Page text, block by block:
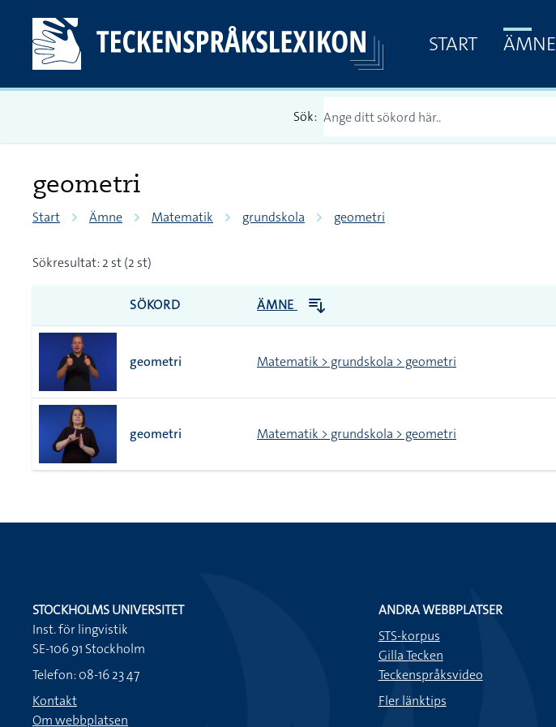
START ÄMNE
Sök:
geometri
Start Ämne Matematik grundskola geometri
Sökresultat: 2 st (2 st)
SÖKORD ÄMNE
geometri Matematik > grundskola > geometri
geometri Matematik > grundskola > geometri
STOCKHOLMS UNIVERSITET
Inst. för lingvistik
SE-106 91 Stockholm
Telefon: 08-16 23 47
Kontakt
Om webbplatsen
ANDRA WEBBPLATSER
STS-korpus
Gilla Tecken
Teckenspråksvideo
Fler länktips